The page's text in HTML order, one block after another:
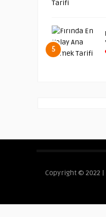
5
Copyright © 2022